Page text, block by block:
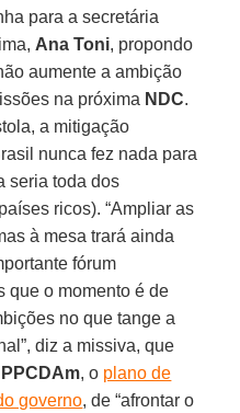
para a secretária
Ana Toni, propondo
aumente a ambição
na próxima NDC.
a mitigação
nunca fez nada para
seria toda dos
ricos). “Ampliar as
à mesa trará ainda
fórum
o momento é de
no que tange a
diz a missiva, que
PPCDAm, o plano de
governo, de “afrontar o